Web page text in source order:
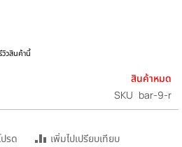
วสินค้านี้
สินค้าหมด
SKU bar-9-r
รด เพิ่มไปเปรียบเทียบ